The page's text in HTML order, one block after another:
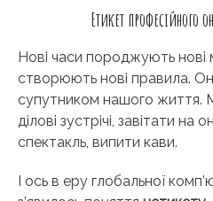
Етикет професійного
Нові часи породжують
створюють нові правила.
супутником нашого
ділові зустрічі, завітати на
спектакль, випити кави.
І ось в еру глобальної